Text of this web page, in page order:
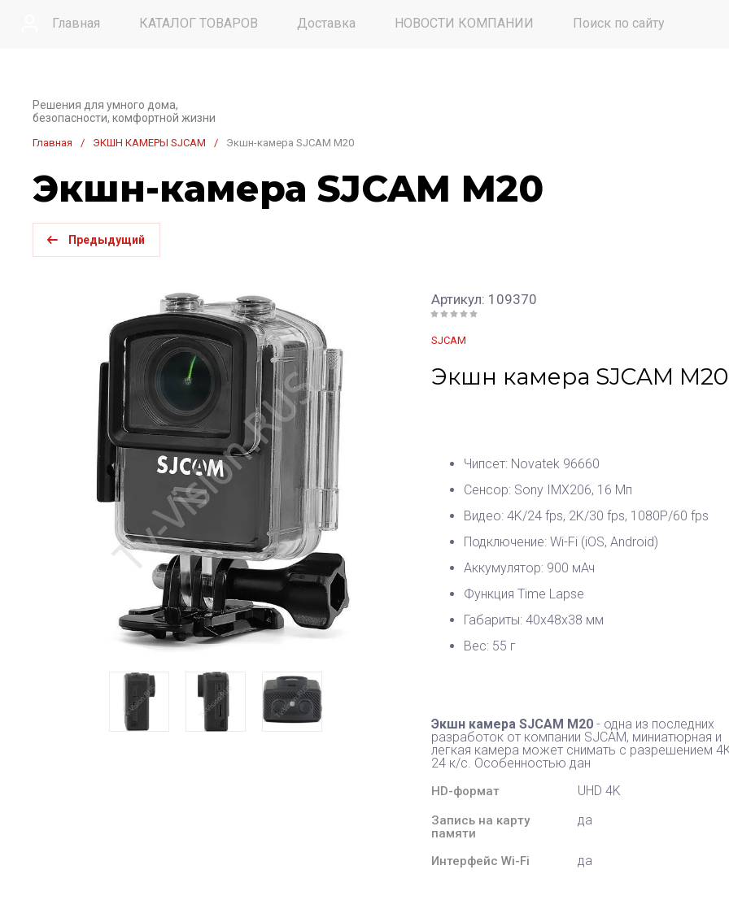
Главная КАТАЛОГ ТОВАРОВ Доставка НОВОСТИ КОМПАНИИ Поиск по сайту
Решения для умного дома,
безопасности, комфортной жизни
Главная / ЭКШН КАМЕРЫ SJCAM / Экшн-камера SJCAM M20
Экшн-камера SJCAM M20
Предыдущий
Артикул: 109370
SJCAM
Экшн камера SJCAM M20
Чипсет: Novatek 96660
Сенсор: Sony IMX206, 16 Мп
Видео: 4K/24 fps, 2K/30 fps, 1080P/60 fps
Подключение: Wi-Fi (iOS, Android)
Аккумулятор: 900 мАч
Функция Time Lapse
Габариты: 40х48х38 мм
Вес: 55 г
Экшн камера SJCAM M20 - одна из последних
разработок от компании SJCAM, миниатюрная и
легкая камера может снимать с разрешением
24 к/с. Особенностью дан
HD-формат UHD 4K
Запись на карту
памяти
да
Интерфейс Wi-Fi да